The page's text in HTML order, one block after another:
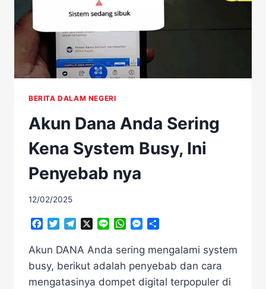
BERITA DALAM NEGERI
Akun Dana Anda Sering
Kena System Busy, Ini
Penyebab nya
12/02/2025
Facebook
TwitterTelegramLine WhatsAppMessenger
Akun DANA Anda sering mengalami system
busy, berikut adalah penyebab dan cara
mengatasinya dompet digital terpopuler di